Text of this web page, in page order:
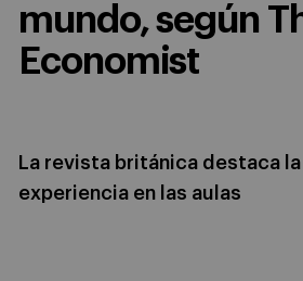
mundo, según
Economist
La revista británica destaca
experiencia en las aulas